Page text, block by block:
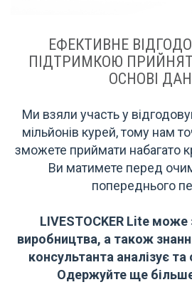
ЕФЕКТИВНЕ
ПІДТРИМКОЮ
ОСНОВІ
Ми взяли участь у
мільйонів курей, тому нам
зможете приймати набагато
Ви матимете перед
попереднього
LIVESTOCKER Lite може
виробництва, а також
консультанта аналізує
Одержуйте ще